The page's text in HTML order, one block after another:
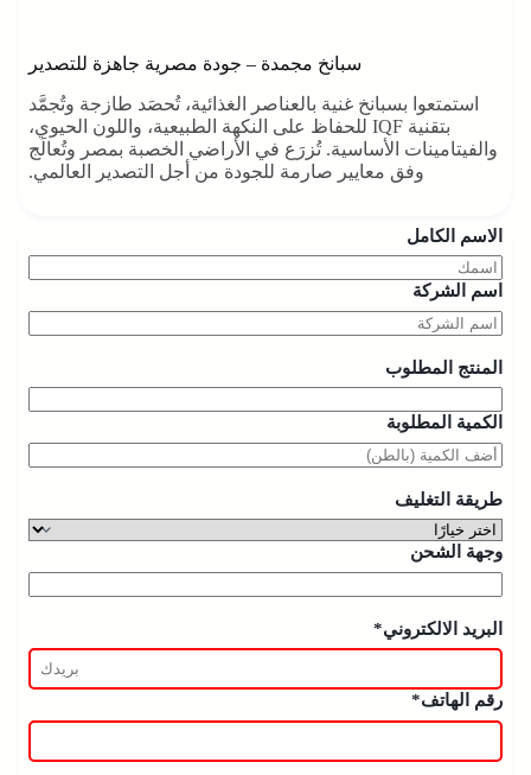
سبانخ مجمدة – جودة مصرية جاهزة للتصدير
استمتعوا بسبانخ غنية بالعناصر الغذائية، تُحصَد طازجة وتُجمَّد
بتقنية IQF للحفاظ على النكهة الطبيعية، واللون الحيوي،
والفيتامينات الأساسية. تُزرَع في الأراضي الخصبة بمصر وتُعالَج
وفق معايير صارمة للجودة من أجل التصدير العالمي.
الاسم الكامل
اسم الشركة
المنتج المطلوب
الكمية المطلوبة
طريقة التغليف
وجهة الشحن
البريد الالكتروني*
رقم الهاتف*